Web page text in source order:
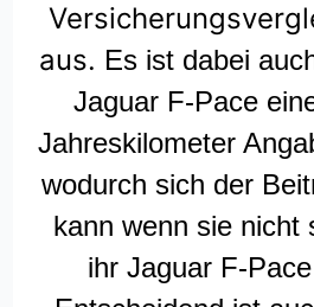
aus. Es ist dabei
Jaguar F-Pace
Jahreskilometer
wodurch sich der
kann wenn sie nicht
ihr Jaguar F-